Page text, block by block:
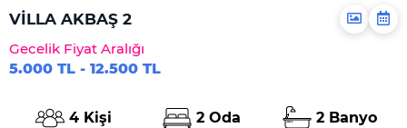
VİLLA AKBAŞ 2
Gecelik Fiyat Aralığı
5.000 TL - 12.500 TL
4 Kişi 2 Oda 2 Banyo